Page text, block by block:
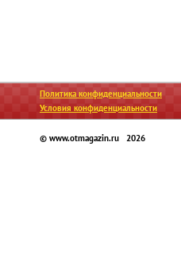
Политика конфиденциальности
Условия конфиденциальности
© www.otmagazin.ru 2026